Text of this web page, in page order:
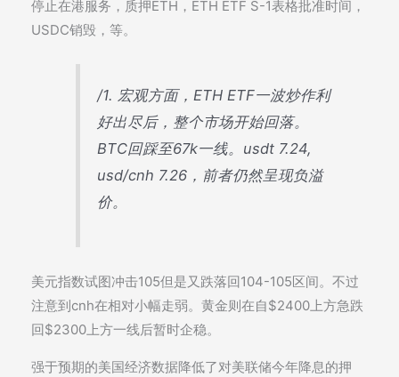
停止在港服务，质押ETH，ETH ETF S-1表格批准时间，
USDC销毁，等。
/1. 宏观方面，ETH ETF一波炒作利
好出尽后，整个市场开始回落。
BTC回踩至67k一线。usdt 7.24,
usd/cnh 7.26，前者仍然呈现负溢
价。
美元指数试图冲击105但是又跌落回104-105区间。不过
注意到cnh在相对小幅走弱。黄金则在自$2400上方急跌
回$2300上方一线后暂时企稳。
强于预期的美国经济数据降低了对美联储今年降息的押